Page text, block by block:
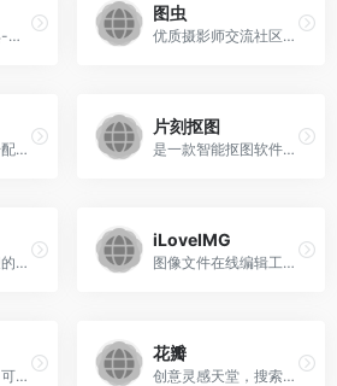
在线动态图表工具-零代码数据大屏可视化
图虫
优质摄影师交流社区，正版素材商店，超过四亿张高清图片可供下载
活动海报，公众号配图，朋友圈封面等图片
片刻抠图
是一款智能抠图软件，在线一键抠图
是一款非常受欢迎的在线视频特效工具
iLoveIMG
图像文件在线编辑工具是一款在线处理图片文件的网站,使用简便。网站的功能有：压缩图像文件、调整文件尺寸、裁剪文件，以及转换文件格式等
必应可视化搜索，可见即可搜
花瓣
创意灵感天堂，搜索、发现设计灵感、设计素材